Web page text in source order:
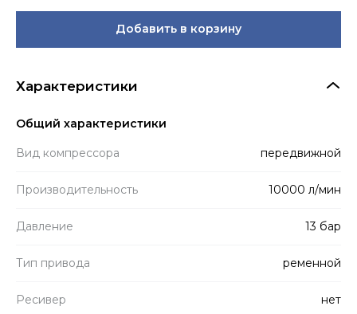
Добавить в корзину
Характеристики
Общий характеристики
Вид компрессора передвижной
Производитель­ность 10000 л/мин
Давление 13 бар
Тип привода ременной
Ресивер нет